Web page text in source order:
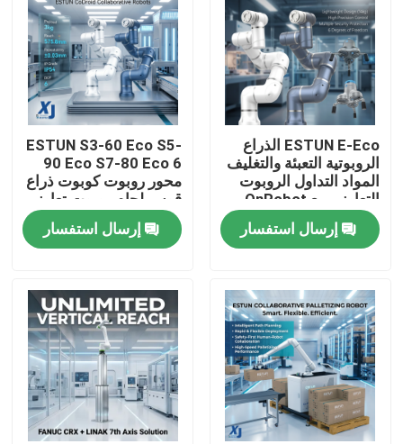
المنزل
المنتجات
فيديوهات
معلومات عنا
ESTUN E-Eco الذراع
الروبوتية التعبئة والتغليف
المواد التداول الروبوت
التعاوني مع OnRobot
المقبض
إرسال استفسار
ESTUN S3-60 Eco S5-
90 Eco S7-80 Eco 6
محور روبوت كوبوت ذراع
قوس لحام روبوت تعاوني
CNGBS محرك تحديد
المواقع لحامإرسال استفسار